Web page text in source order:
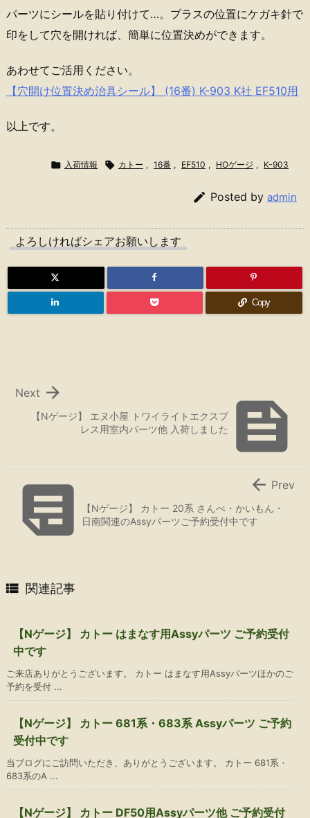
パーツにシールを貼り付けて…。プラスの位置にケガキ針で
印をして穴を開ければ、簡単に位置決めができます。
あわせてご活用ください。
【穴開け位置決め治具シール】 (16番) K-903 K社 EF510用
以上です。
 入荷情報  カトー , 16番 , EF510 , HOゲージ , K-903
 Posted by admin
よろしければシェアお願いします
Copy

【Nゲージ】 エヌ小屋 トワイライトエクスプ
レス用室内パーツ他 入荷しました

Next

【Nゲージ】 カトー 20系 さんべ・かいもん・
日南関連のAssyパーツご予約受付中です
 Prev
 関連記事
【Nゲージ】 カトー はまなす用Assyパーツ ご予約受付
中です
ご来店ありがとうございます。 カトー はまなす用Assyパーツほかのご
予約を受付 ...
【Nゲージ】 カトー 681系・683系 Assyパーツ ご予約
受付中です
当ブログにご訪問いただき、ありがとうございます。 カトー 681系・
683系のA ...
【Nゲージ】 カトー DF50用Assyパーツ他 ご予約受付